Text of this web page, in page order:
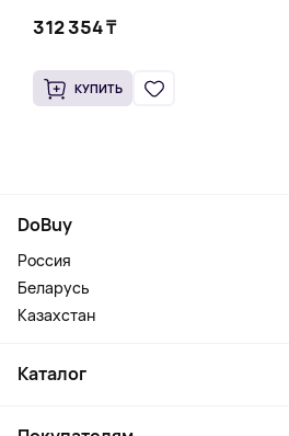
312 354 ₸
КУПИТЬ
DoBuy
Россия
Беларусь
Казахстан
Каталог